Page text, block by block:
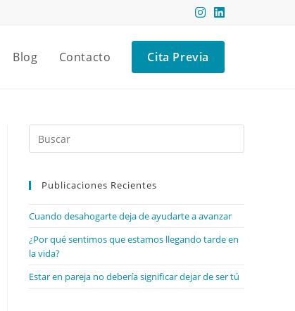
Blog Contacto Cita Previa
Publicaciones Recientes
Cuando desahogarte deja de ayudarte a avanzar
¿Por qué sentimos que estamos llegando tarde en
la vida?
Estar en pareja no debería significar dejar de ser tú